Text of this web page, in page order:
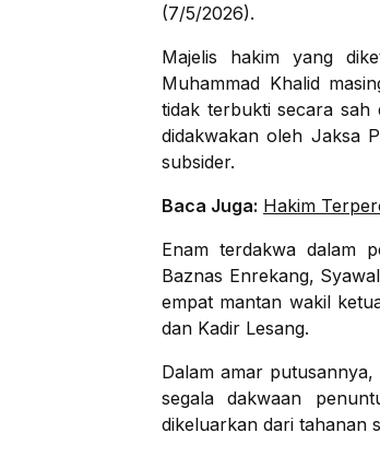
(7/5/2026).
Majelis hakim yang
Muhammad Khalid
tidak terbukti secara sah
didakwakan oleh Jaksa
subsider.
Baca Juga: Hakim
Enam terdakwa dalam
Baznas Enrekang,
empat mantan wakil
dan Kadir Lesang.
Dalam amar
segala dakwaan
dikeluarkan dari tahanan